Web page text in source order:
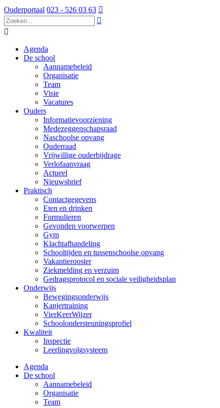
Ouderportaal 023 - 526 03 63 


Agenda
De school
Aannamebeleid
Organisatie
Team
Visie
Vacatures
Ouders
Informatievoorziening
Medezeggenschapsraad
Naschoolse opvang
Ouderraad
Vrijwillige ouderbijdrage
Verlofaanvraag
Actueel
Nieuwsbrief
Praktisch
Contactgegevens
Eten en drinken
Formulieren
Gevonden voorwerpen
Gym
Klachtafhandeling
Schooltijden en tussenschoolse opvang
Vakantierooster
Ziekmelding en verzuim
Gedragsprotocol en sociale veiligheidsplan
Onderwijs
Bewegingsonderwijs
Kanjertraining
VierKeerWijzer
Schoolondersteuningsprofiel
Kwaliteit
Inspectie
Leerlingvolgsysteem
Agenda
De school
Aannamebeleid
Organisatie
Team